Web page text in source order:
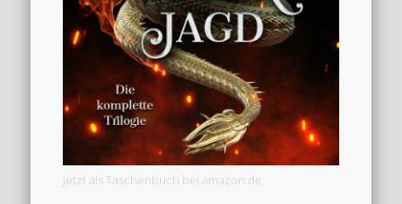
Jetzt als Taschenbuch bei amazon.de